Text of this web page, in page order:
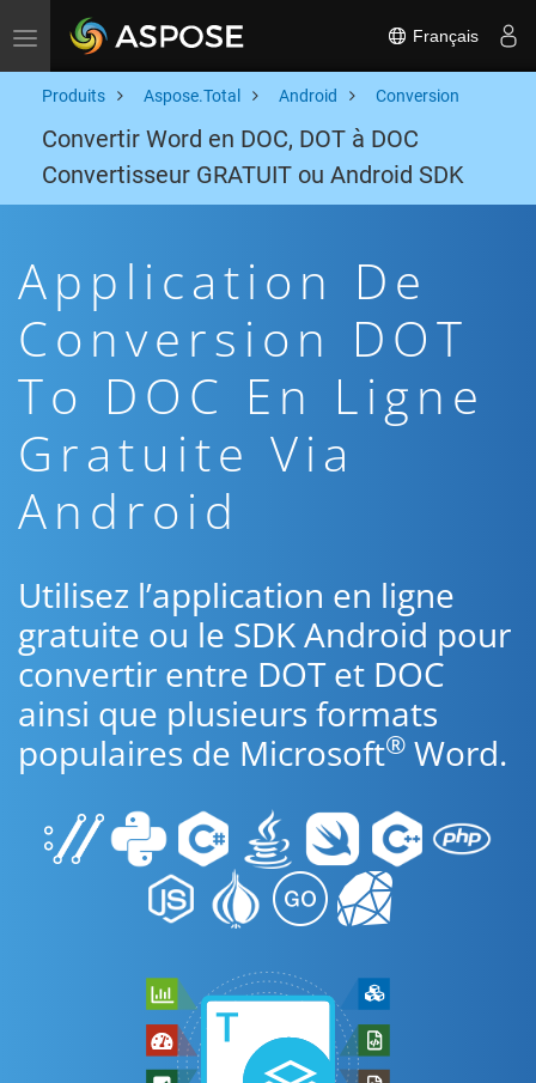
Toggle navigation Français
Produits Aspose.Total Android Conversion
Convertir Word en DOC, DOT à DOC
Convertisseur GRATUIT ou Android SDK
Application De
Conversion DOT
To DOC En Ligne
Gratuite Via
Android
Utilisez l’application en ligne
gratuite ou le SDK Android pour
convertir entre DOT et DOC
ainsi que plusieurs formats
populaires de Microsoft® Word.